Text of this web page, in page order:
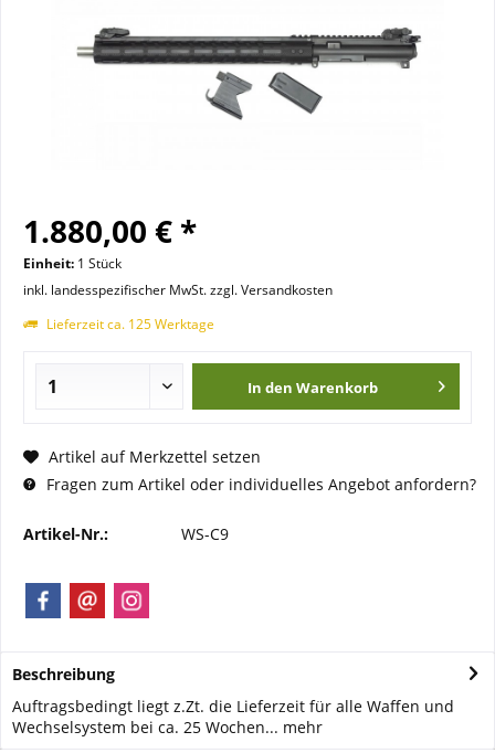
1.880,00 € *
Einheit: 1 Stück
inkl. landesspezifischer MwSt. zzgl. Versandkosten
Lieferzeit ca. 125 Werktage
In den Warenkorb
Artikel auf Merkzettel setzen
Fragen zum Artikel oder individuelles Angebot anfordern?
Artikel-Nr.: WS-C9
Beschreibung
Auftragsbedingt liegt z.Zt. die Lieferzeit für alle Waffen und
Wechselsystem bei ca. 25 Wochen... mehr